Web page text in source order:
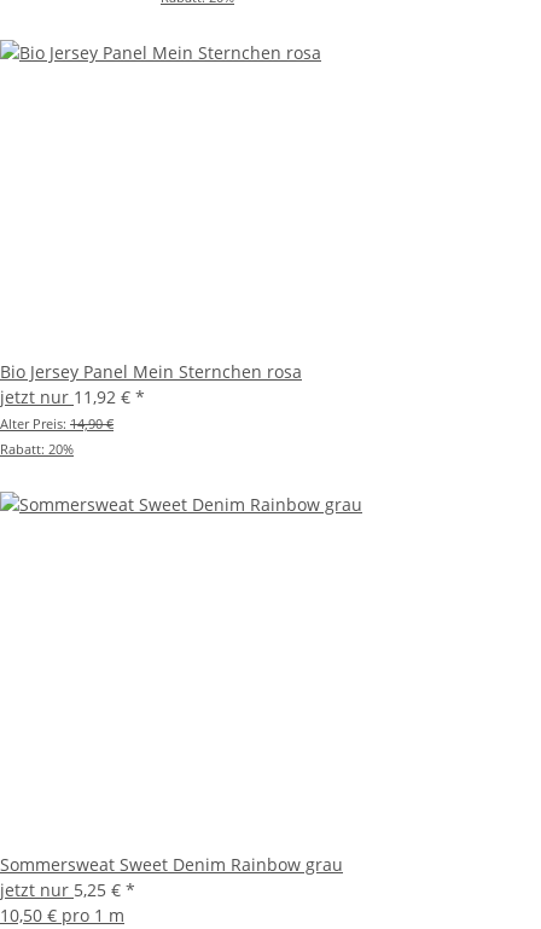
Bio Jersey Panel Mein Sternchen rosa
jetzt nur 11,92 € *
Alter Preis: 14,90 €
Rabatt: 20%
Sommersweat Sweet Denim Rainbow grau
jetzt nur 5,25 € *
10,50 € pro 1 m